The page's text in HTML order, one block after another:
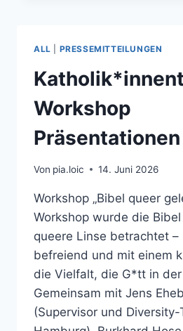
QUEERE
KLARE
SOLIDARITÄT
STATT
ALL PRESSEMITTEILUNGEN
Workshop
Präsentationen
Von pia.loic 14. Juni 2026
Workshop „Bibel queer
Workshop wurde die
queere Linse betrachtet –
befreiend und mit einem
die Vielfalt, die G*tt in
Gemeinsam mit Jens
(Supervisor und Diversity-